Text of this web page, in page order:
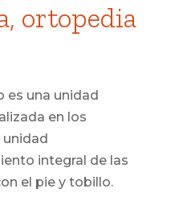
ortopedia
es una unidad
en los
integral de las
el pie y tobillo.